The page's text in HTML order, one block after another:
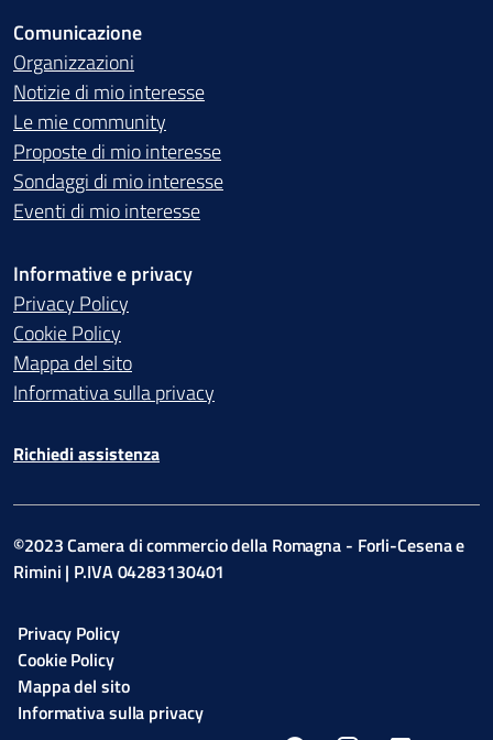
Comunicazione
Organizzazioni
Notizie di mio interesse
Le mie community
Proposte di mio interesse
Sondaggi di mio interesse
Eventi di mio interesse
Informative e privacy
Privacy Policy
Cookie Policy
Mappa del sito
Informativa sulla privacy
Richiedi assistenza
©2023 Camera di commercio della Romagna - Forli-Cesena e
Rimini | P.IVA 04283130401
Privacy Policy
Cookie Policy
Mappa del sito
Informativa sulla privacy